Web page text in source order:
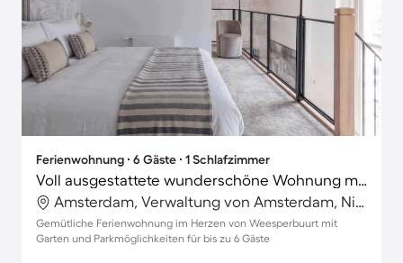
Ferienwohnung ∙ 6 Gäste ∙ 1 Schlafzimmer
Voll ausgestattete wunderschöne Wohnung mit Garten und Terrasse | Perfekt für die Arbeit von Zuhause
Amsterdam, Verwaltung von Amsterdam, Niederlande
Gemütliche Ferienwohnung im Herzen von Weesperbuurt mit
Garten und Parkmöglichkeiten für bis zu 6 Gäste